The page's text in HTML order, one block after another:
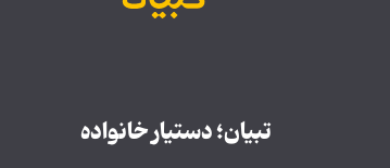
تبیان؛ دستیار خانواده